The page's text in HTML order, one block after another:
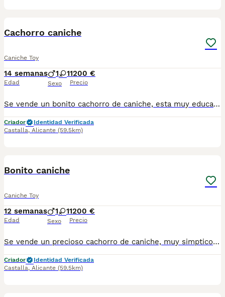
Cachorro caniche
Caniche Toy
14 semanas
Edad
1 1
Sexo
1200 €
Precio
Se vende un bonito cachorro de caniche, esta muy educado y es muy cariñoso. Se entrega con las vacunas al dia, desparasitado, con chip y pasaporte.
Criador
Identidad Verificada
Castalla, Alicante (59.5km)
Bonito caniche
Caniche Toy
12 semanas
Edad
1 1
Sexo
1200 €
Precio
Se vende un precioso cachorro de caniche, muy simptico y cariñoso. Se entrega con todas las vacunas al dia, desparasitado, con chip y garabtia virica. Desde 1200€
Criador
Identidad Verificada
Castalla, Alicante (59.5km)